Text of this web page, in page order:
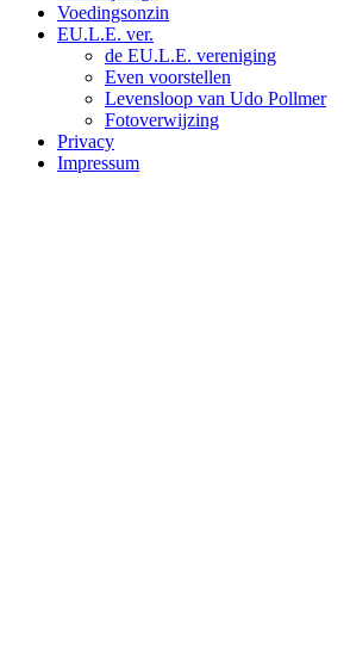
Voedingsonzin
EU.L.E. ver.
de EU.L.E. vereniging
Even voorstellen
Levensloop van Udo Pollmer
Fotoverwijzing
Privacy
Impressum